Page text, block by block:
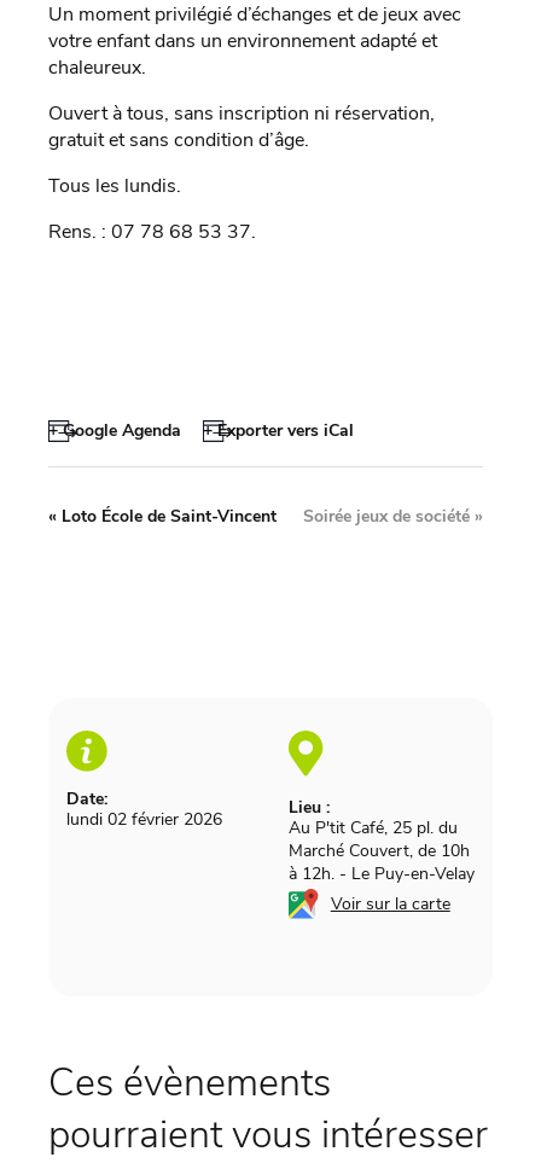
Un moment privilégié d’échanges et de jeux avec
votre enfant dans un environnement adapté et
chaleureux.
Ouvert à tous, sans inscription ni réservation,
gratuit et sans condition d’âge.
Tous les lundis.
Rens. : 07 78 68 53 37.
+ Google Agenda + Exporter vers iCal
Date:
lundi 02 février 2026
Lieu :
Au P'tit Café, 25 pl. du
Marché Couvert, de 10h
à 12h. - Le Puy-en-Velay
Voir sur la carte
« Loto École de Saint-Vincent Soirée jeux de société »
Ces évènements
pourraient vous intéresser